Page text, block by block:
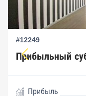
#12249
Прибыльный
Прибыль